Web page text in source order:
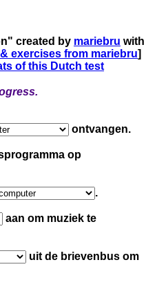
created by mariebru with
exercises from mariebru]
of this Dutch test
ontvangen.
op
.
aan om muziek te
uit de brievenbus om